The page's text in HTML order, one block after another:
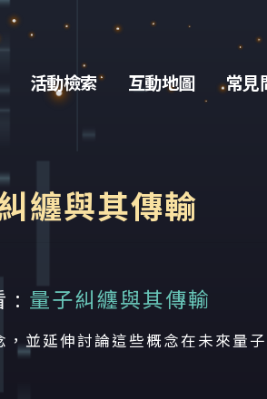
活動檢索 互動地圖 常見
纏與其傳輸
: 量子糾纏與其傳輸
並延伸討論這些概念在未來量